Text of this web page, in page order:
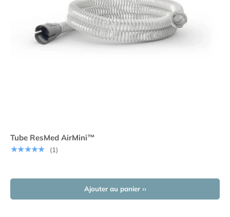
Tube ResMed AirMini™
★★★★★
(1)
Ajouter au panier ››